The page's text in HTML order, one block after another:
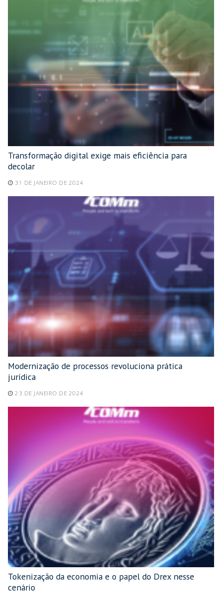
Transformação digital exige mais eficiência para
decolar
31 DE JANEIRO DE 2024
Modernização de processos revoluciona prática
jurídica
23 DE JANEIRO DE 2024
Tokenização da economia e o papel do Drex nesse
cenário